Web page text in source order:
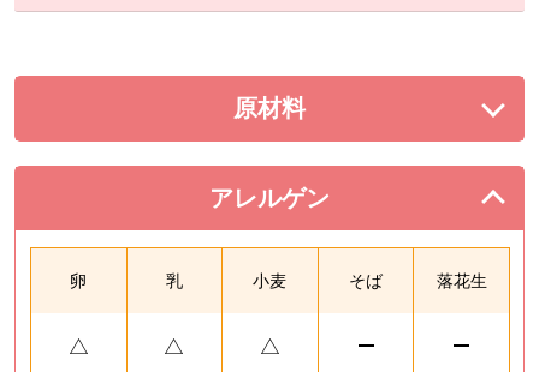
原材料を展開する。
アレルゲン
を閉じる。
卵 乳 小麦 そば 落花生